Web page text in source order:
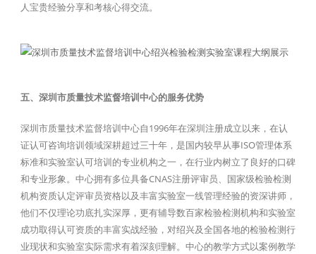
人宝贵经验分享和考核心得交流。
五、深圳市质量技术监督培训中心的服务优势
深圳市质量技术监督培训中心自1996年在深圳注册成立以来，在认
证认可咨询培训领域深耕超过三十年，是国内较早从事ISO管理体系
标准和实验室认可培训的专业机构之一，在行业内树立了良好的口碑
和专业形象。中心拥有多位具备CNAS注册评审员、国家级检验检测
机构资质认定评审员资格以及丰富实验室一线管理经验的资深讲师，
他们不仅理论功底扎实深厚，更有辅导数百家检验检测机构和实验室
成功取得认可资质的丰富实战经验，对绍兴及全国各地的检验检测行
业现状和实验室实际需求有着深刻理解。中心的教学方式以案例教学